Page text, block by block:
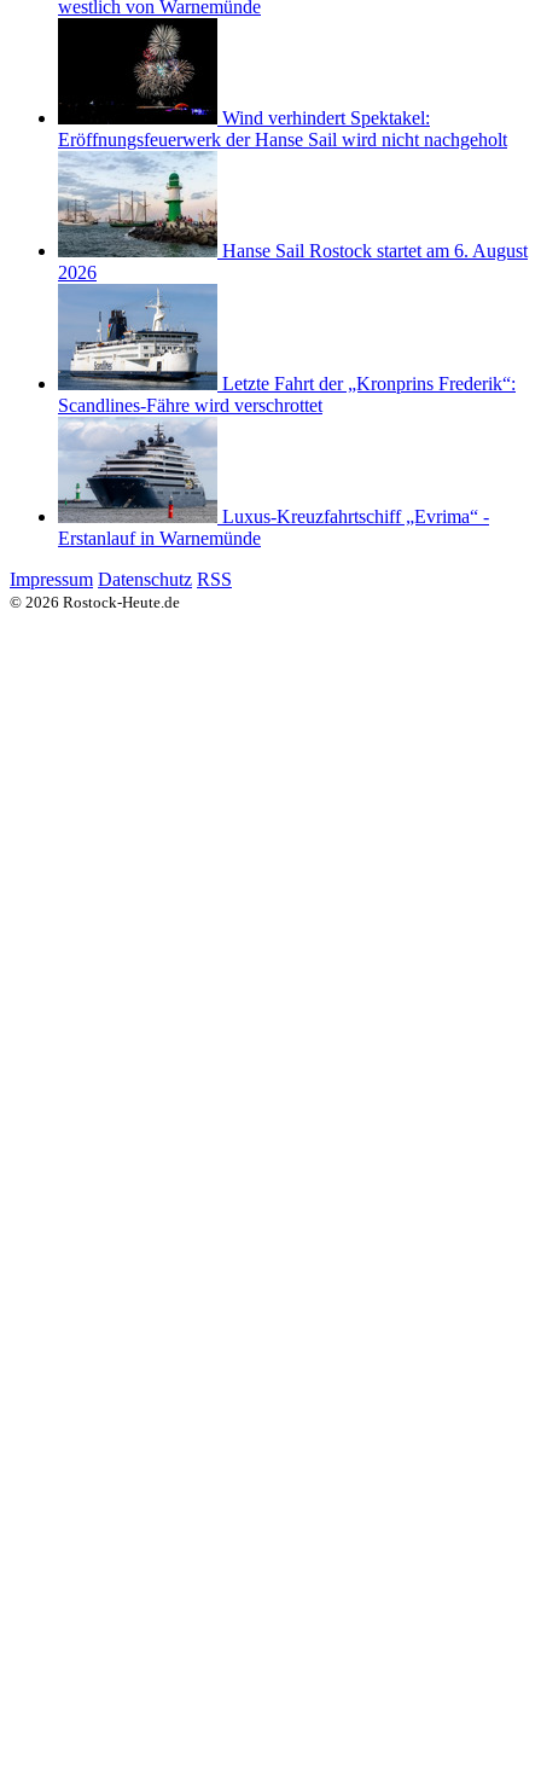
westlich von Warnemünde
Wind verhindert Spektakel:
Eröffnungsfeuerwerk der Hanse Sail wird nicht nachgeholt
Hanse Sail Rostock startet am 6. August
2026
Letzte Fahrt der „Kronprins Frederik“:
Scandlines-Fähre wird verschrottet
Luxus-Kreuzfahrtschiff „Evrima“ -
Erstanlauf in Warnemünde
Impressum Datenschutz RSS
© 2026 Rostock-Heute.de